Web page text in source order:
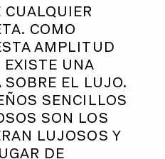
COMO
AMPLITUD
UNA
EL LUJO.
SENCILLOS
SON LOS
LUJOSOS Y
DE